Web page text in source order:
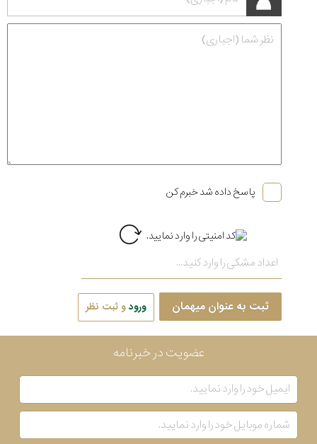
پاسخ داده شد خبرم کن
ثبت به عنوان میهمان ورودو ثبت نظر
عضویت در خبرنامه